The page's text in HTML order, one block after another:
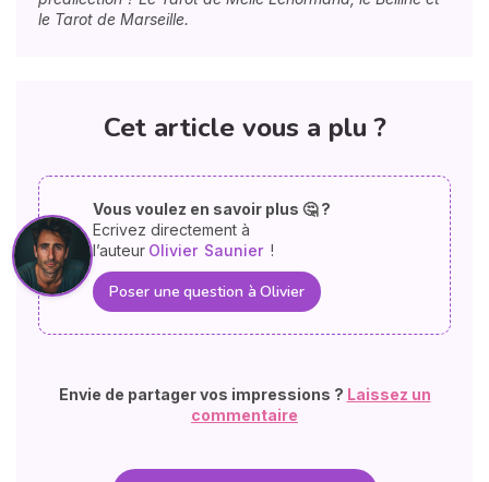
le Tarot de Marseille.
Cet article vous a plu ?
Vous voulez en savoir plus 🤔 ?
Ecrivez directement à
l’auteur Olivier Saunier !
Poser une question à Olivier
Envie de partager vos impressions ? Laissez un
commentaire